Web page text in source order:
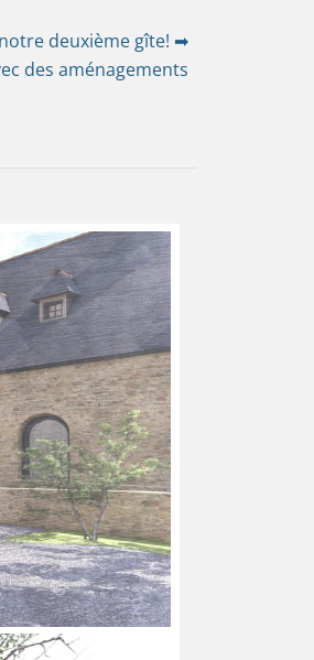
deuxième gîte! ➡
des aménagements